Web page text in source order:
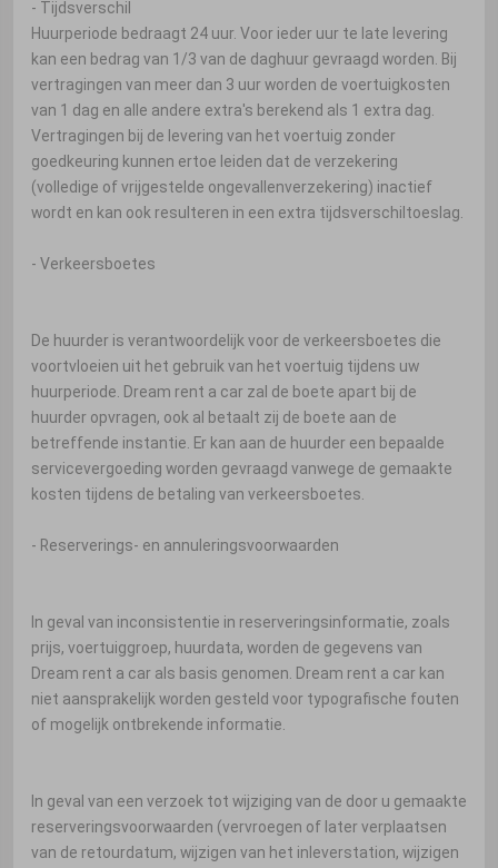
- Tijdsverschil
Huurperiode bedraagt ​​24 uur. Voor ieder uur te late levering
kan een bedrag van 1/3 van de daghuur gevraagd worden. Bij
vertragingen van meer dan 3 uur worden de voertuigkosten
van 1 dag en alle andere extra's berekend als 1 extra dag.
Vertragingen bij de levering van het voertuig zonder
goedkeuring kunnen ertoe leiden dat de verzekering
(volledige of vrijgestelde ongevallenverzekering) inactief
wordt en kan ook resulteren in een extra tijdsverschiltoeslag.
- Verkeersboetes
De huurder is verantwoordelijk voor de verkeersboetes die
voortvloeien uit het gebruik van het voertuig tijdens uw
huurperiode. Dream rent a car zal de boete apart bij de
huurder opvragen, ook al betaalt zij de boete aan de
betreffende instantie. Er kan aan de huurder een bepaalde
servicevergoeding worden gevraagd vanwege de gemaakte
kosten tijdens de betaling van verkeersboetes.
- Reserverings- en annuleringsvoorwaarden
In geval van inconsistentie in reserveringsinformatie, zoals
prijs, voertuiggroep, huurdata, worden de gegevens van
Dream rent a car als basis genomen. Dream rent a car kan
niet aansprakelijk worden gesteld voor typografische fouten
of mogelijk ontbrekende informatie.
In geval van een verzoek tot wijziging van de door u gemaakte
reserveringsvoorwaarden (vervroegen of later verplaatsen
van de retourdatum, wijzigen van het inleverstation, wijzigen